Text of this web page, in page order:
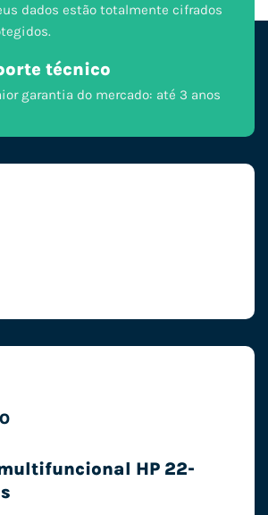
dados estão totalmente cifrados
técnico
garantia do mercado: até 3 anos
HP 22-